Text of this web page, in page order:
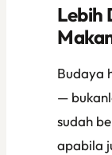
Lebih
Budaya
—
sudah
apabila